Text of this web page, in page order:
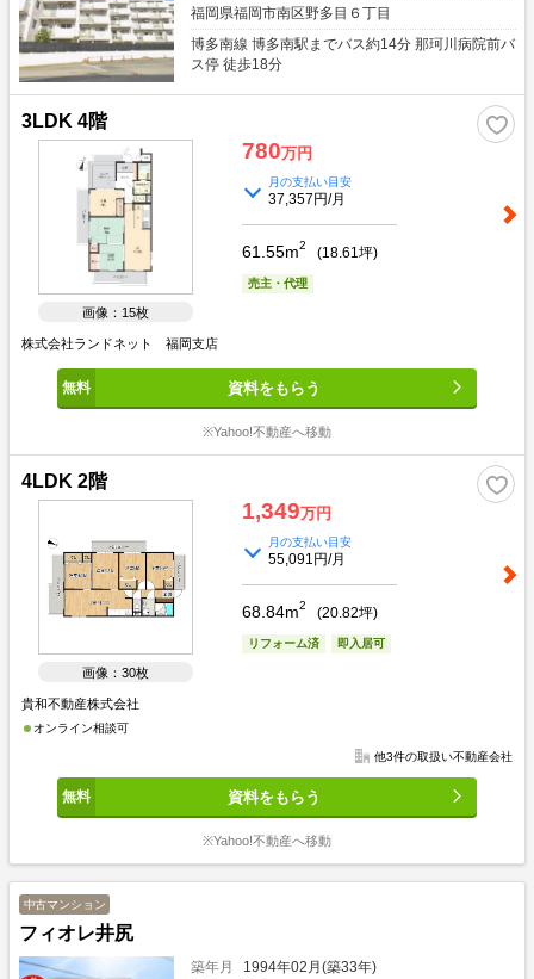
福岡県福岡市南区野多目６丁目
博多南線 博多南駅までバス約14分 那珂川病院前バ
ス停 徒歩18分
3LDK 4階
画像：15枚
780万円
月の支払い目安
37,357円/月
61.55m2 (18.61坪)
売主・代理
株式会社ランドネット 福岡支店
資料をもらう
※Yahoo!不動産へ移動
4LDK 2階
画像：30枚
1,349万円
月の支払い目安
55,091円/月
68.84m2 (20.82坪)
リフォーム済 即入居可
貴和不動産株式会社
オンライン相談可
他3件の取扱い不動産会社
資料をもらう
※Yahoo!不動産へ移動
中古マンション
フィオレ井尻
築年月
1994年02月(築33年)